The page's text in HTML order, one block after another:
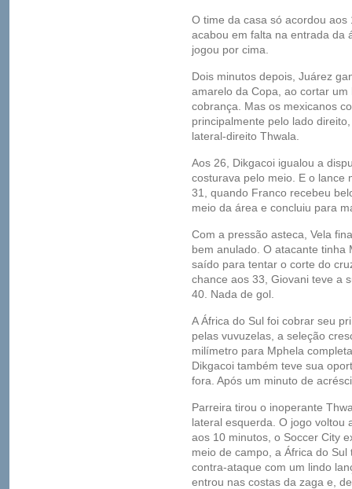
O time da casa só acordou
acabou em falta na entrada da
jogou por cima.
Dois minutos depois, Juárez
amarelo da Copa, ao cortar
cobrança. Mas os mexicanos
principalmente pelo lado
lateral-direito Thwala.
Aos 26, Dikgacoi igualou a
costurava pelo meio. E o lance
31, quando Franco recebeu
meio da área e concluiu para
Com a pressão asteca, Vela
bem anulado. O atacante tinha
saído para tentar o corte do
chance aos 33, Giovani teve a
40. Nada de gol.
A África do Sul foi cobrar seu
pelas vuvuzelas, a seleção
milímetro para Mphela
Dikgacoi também teve sua
fora. Após um minuto de
Parreira tirou o inoperante
lateral esquerda. O jogo voltou
aos 10 minutos, o Soccer City
meio de campo, a África do
contra-ataque com um lindo
entrou nas costas da zaga e,